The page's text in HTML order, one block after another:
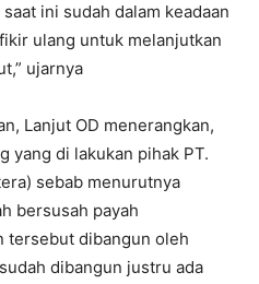
ini sudah dalam keadaan
ulang untuk melanjutkan
ujarnya
Lanjut OD menerangkan,
yang di lakukan pihak PT.
sebab menurutnya
bersusah payah
tersebut dibangun oleh
dibangun justru ada